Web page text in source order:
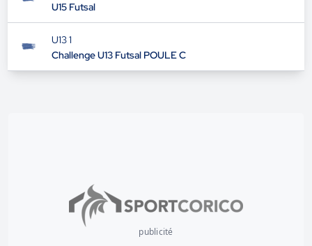
U15 Futsal
U13 1
Challenge U13 Futsal POULE C
publicité